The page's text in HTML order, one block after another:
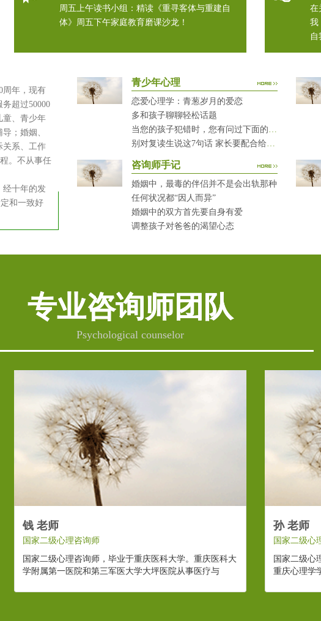
周五上午读书小组：精读《重寻客体与重建自
体》周五下午家庭教育磨课沙龙！
在
我
自
年，现有
超过50000
童、青少年
；婚姻、
关系、工作
。不从事任
十年的发
和一致好
青少年心理
恋爱心理学：青葱岁月的爱恋
多和孩子聊聊轻松话题
当您的孩子犯错时，您有问过下面的8个问题吗？
别对复读生说这7句话 家长要配合给＂高四＂生解
咨询师手记
婚姻中，最毒的伴侣并不是会出轨那种
任何状况都“因人而异”
婚姻中的双方首先要自身有爱
调整孩子对爸爸的渴望心态
专业咨询师团队
Psychological counselor
钱 老师
国家二级心理咨询师
国家二级心理咨询师，毕业于重庆医科大学。重庆医科大
学附属第一医院和第三军医大学大坪医院从事医疗与
孙 老师
国家二级心
国家二级心
重庆心理学